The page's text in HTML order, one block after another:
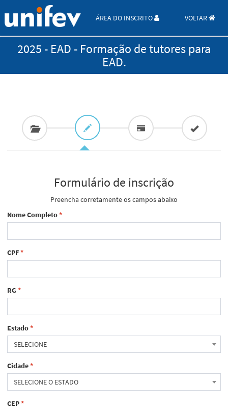
ÁREA DO INSCRITO VOLTAR
2025 - EAD - Formação de tutores para
EAD.
Formulário de inscrição
Preencha corretamente os campos abaixo
Nome Completo*
CPF*
RG*
Estado*
SELECIONE
Cidade*
SELECIONE O ESTADO
CEP*